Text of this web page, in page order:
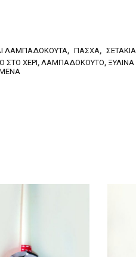
ΛΑΜΠΑΔΌΚΟΥΤΑ, ΠΆΣΧΑ, ΣΕΤΆΚΙΑ
ΣΤΟ ΧΈΡΙ, ΛΑΜΠΑΔΌΚΟΥΤΟ,